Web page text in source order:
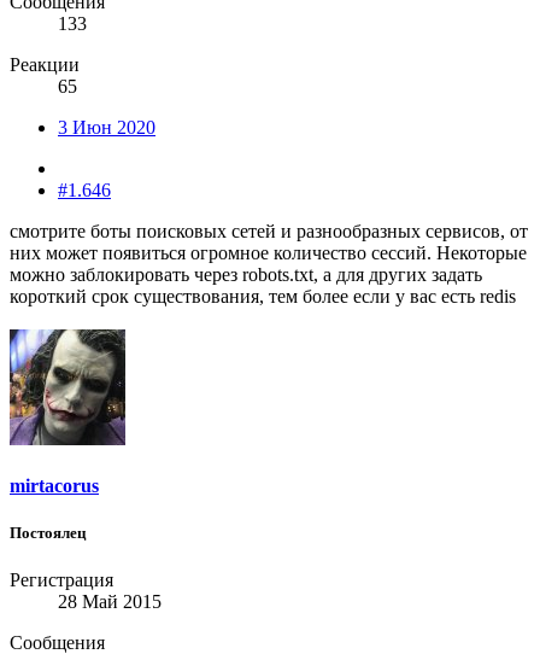
133
Реакции
65
3 Июн 2020
#1.646
смотрите боты поисковых сетей и разнообразных сервисов, от
них может появиться огромное количество сессий. Некоторые
можно заблокировать через robots.txt, а для других задать
короткий срок существования, тем более если у вас есть redis
mirtacorus
Постоялец
Регистрация
28 Май 2015
Сообщения